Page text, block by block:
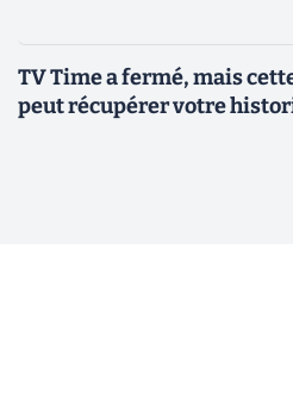
TV Time a fermé, mais
peut récupérer votre